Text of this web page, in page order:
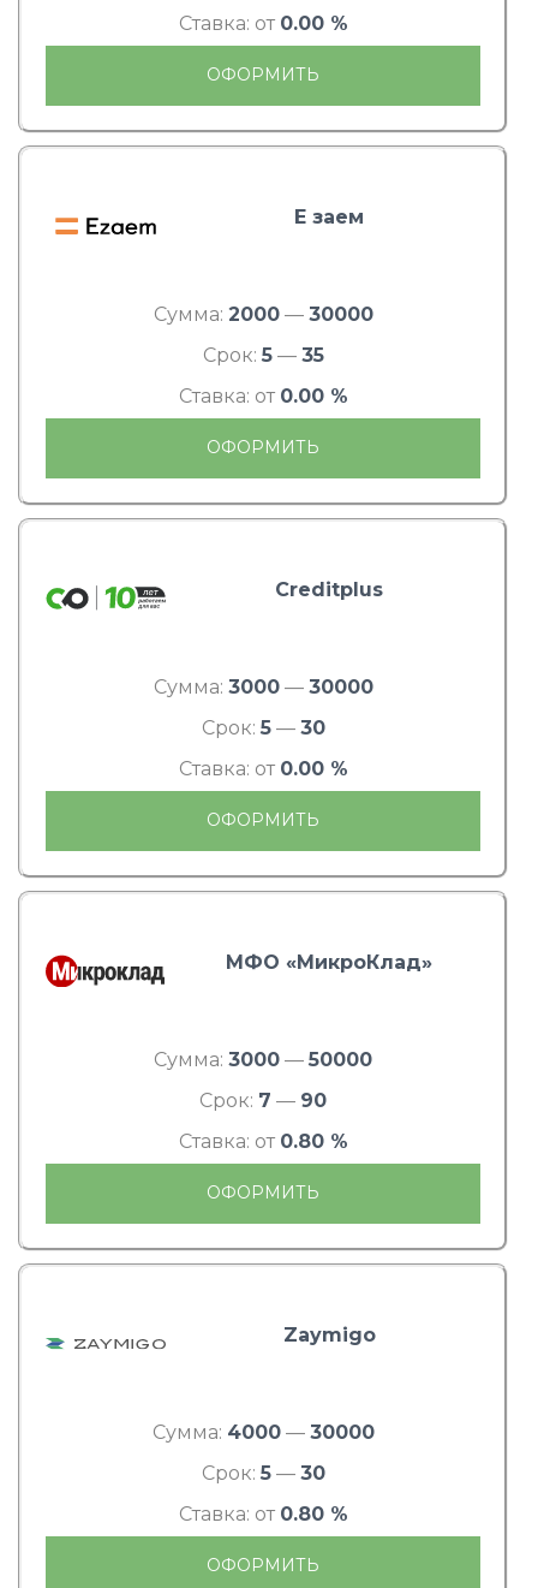
Ставка: от 0.00 %
ОФОРМИТЬ
Е заем
Сумма: 2000— 30000
Срок: 5— 35
Ставка: от 0.00 %
ОФОРМИТЬ
Creditplus
Сумма: 3000— 30000
Срок: 5— 30
Ставка: от 0.00 %
ОФОРМИТЬ
МФО «МикроКлад»
Сумма: 3000 — 50000
Срок: 7 — 90
Ставка: от 0.80 %
ОФОРМИТЬ
Zaymigo
Сумма: 4000— 30000
Срок: 5— 30
Ставка: от 0.80 %
ОФОРМИТЬ